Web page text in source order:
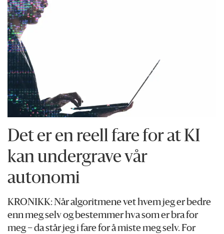
Det er en reell fare for at KI
kan undergrave vår
autonomi
KRONIKK: Når algoritmene vet hvem jeg er bedre
enn meg selv og bestemmer hva som er bra for
meg – da står jeg i fare for å miste meg selv. For